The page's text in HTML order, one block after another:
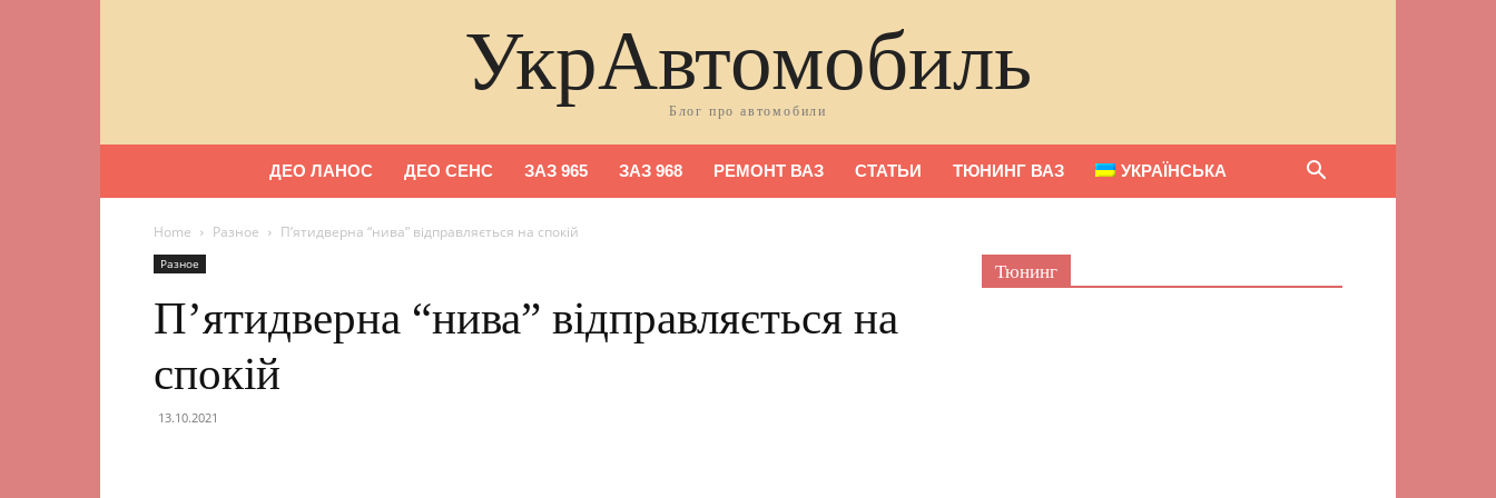
УкрАвтомобиль
Блог про автомобили
ДЕО ЛАНОС ДЕО СЕНС ЗАЗ 965 ЗАЗ 968 РЕМОНТ ВАЗ СТАТЬИ ТЮНИНГ ВАЗ УКРАЇНСЬКА
Home Разное П’ятидверна “нива” відправляється на спокій
Разное
П’ятидверна “нива” відправляється на
спокій
13.10.2021
Тюнинг